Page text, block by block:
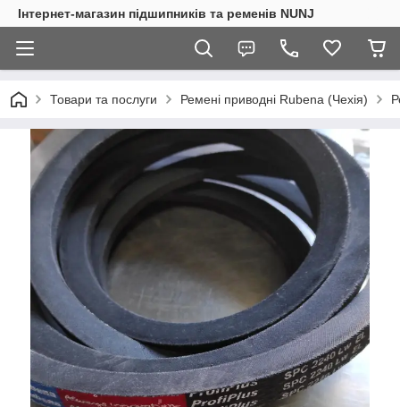
Інтернет-магазин підшипників та ременів NUNJ
Товари та послуги Ремені приводні Rubena (Чехія)